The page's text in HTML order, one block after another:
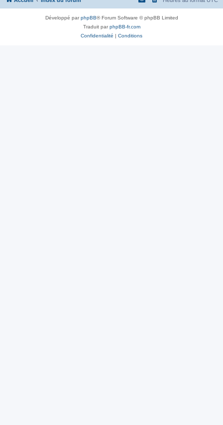
Développé parphpBB® Forum Software © phpBB Limited
Traduit parphpBB-fr.com
Confidentialité
Conditions